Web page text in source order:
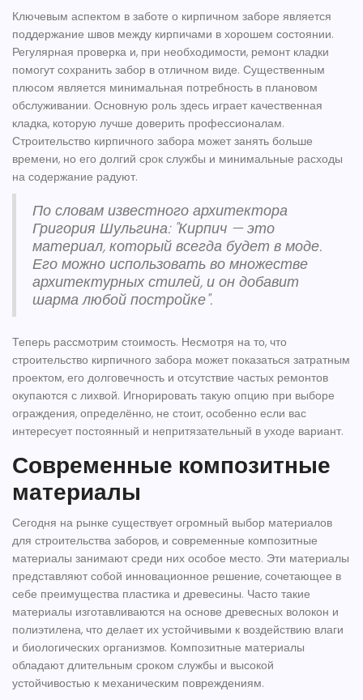
Ключевым аспектом в заботе о кирпичном заборе является
поддержание швов между кирпичами в хорошем состоянии.
Регулярная проверка и, при необходимости, ремонт кладки
помогут сохранить забор в отличном виде. Существенным
плюсом является минимальная потребность в плановом
обслуживании. Основную роль здесь играет качественная
кладка, которую лучше доверить профессионалам.
Строительство кирпичного забора может занять больше
времени, но его долгий срок службы и минимальные расходы
на содержание радуют.
По словам известного архитектора
Григория Шульгина: "Кирпич — это
материал, который всегда будет в моде.
Его можно использовать во множестве
архитектурных стилей, и он добавит
шарма любой постройке".
Теперь рассмотрим стоимость. Несмотря на то, что
строительство кирпичного забора может показаться затратным
проектом, его долговечность и отсутствие частых ремонтов
окупаются с лихвой. Игнорировать такую опцию при выборе
ограждения, определённо, не стоит, особенно если вас
интересует постоянный и непритязательный в уходе вариант.
Современные композитные
материалы
Сегодня на рынке существует огромный выбор материалов
для строительства заборов, и современные композитные
материалы занимают среди них особое место. Эти материалы
представляют собой инновационное решение, сочетающее в
себе преимущества пластика и древесины. Часто такие
материалы изготавливаются на основе древесных волокон и
полиэтилена, что делает их устойчивыми к воздействию влаги
и биологических организмов. Композитные материалы
обладают длительным сроком службы и высокой
устойчивостью к механическим повреждениям.